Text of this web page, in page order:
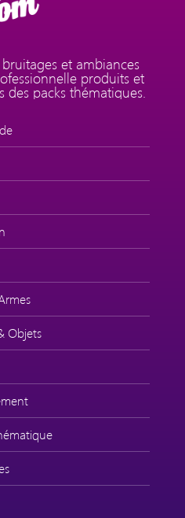
et ambiances
produits et
des packs thématiques.
Objets